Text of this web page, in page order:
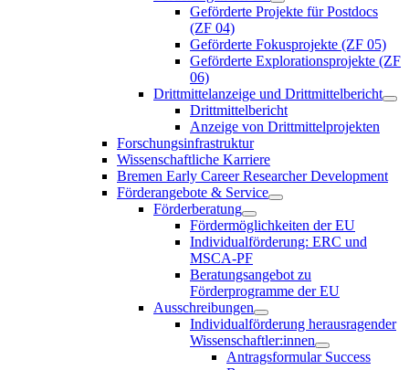
Geförderte Projekte für Postdocs
(ZF 04)
Geförderte Fokusprojekte (ZF 05)
Geförderte Explorationsprojekte (ZF
06)
Drittmittelanzeige und Drittmittelbericht
Drittmittelbericht
Anzeige von Drittmittelprojekten
Forschungsinfrastruktur
Wissenschaftliche Karriere
Bremen Early Career Researcher Development
Förderangebote & Service
Förderberatung
Fördermöglichkeiten der EU
Individualförderung: ERC und
MSCA-PF
Beratungsangebot zu
Förderprogramme der EU
Ausschreibungen
Individualförderung herausragender
Wissenschaftler:innen
Antragsformular Success